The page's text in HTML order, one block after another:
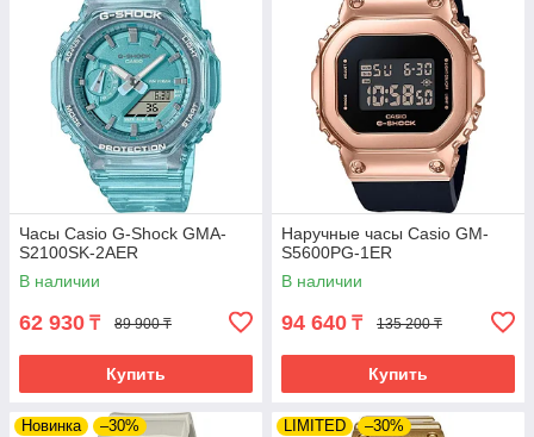
Часы Casio G-Shock GMA-
S2100SK-2AER
В наличии
62 930 ₸ 89 900 ₸
Купить
Наручные часы Casio GM-
S5600PG-1ER
В наличии
94 640 ₸ 135 200 ₸
Купить
Новинка –30% LIMITED –30%